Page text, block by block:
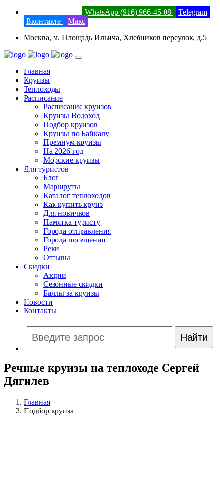
WhatsApp (916) 966-45-08
Telegram
Вконтакте
Макс
Москва, м. Площадь Ильича, Хлебников переулок, д.5
Главная
Круизы
Теплоходы
Расписание
Расписание круизов
Круизы Водоход
Подбор круизов
Круизы по Байкалу
Премиум круизы
На 2026 год
Морские круизы
Для туристов
Блог
Маршруты
Каталог теплоходов
Как купить круиз
Для новичков
Памятка туристу
Города отправления
Города посещения
Реки
Отзывы
Скидки
Акции
Сезонные скидки
Баллы за круизы
Новости
Контакты
Речные круизы на теплоходе Сергей
Дягилев
Главная
Подбор круиза